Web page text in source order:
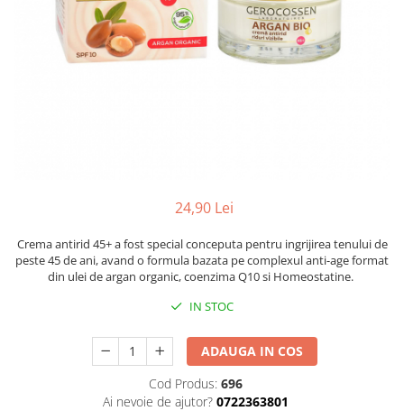
Balsam de par
Ceara de par si gel
Accesorii par
Ingrijire corp
Geluri de dus
Spuma si saruri de baie
24,90 Lei
Crema antirid 45+ a fost special conceputa pentru ingrijirea tenului de
peste 45 de ani, avand o formula bazata pe complexul anti-age format
din ulei de argan organic, coenzima Q10 si Homeostatine.
IN STOC
ADAUGA IN COS
Cod Produs: 696
Ai nevoie de ajutor? 0722363801